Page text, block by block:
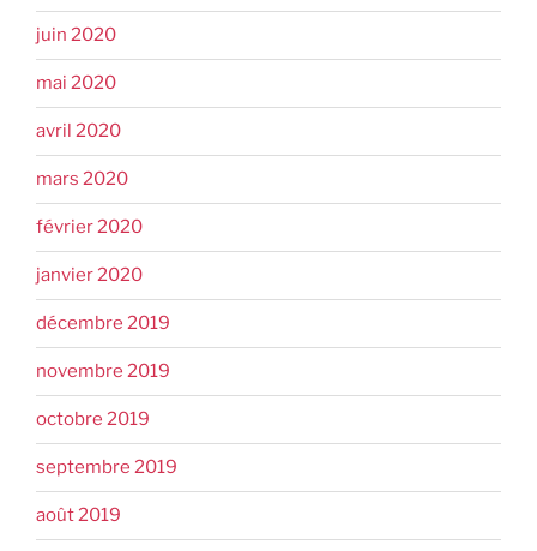
juin 2020
mai 2020
avril 2020
mars 2020
février 2020
janvier 2020
décembre 2019
novembre 2019
octobre 2019
septembre 2019
août 2019